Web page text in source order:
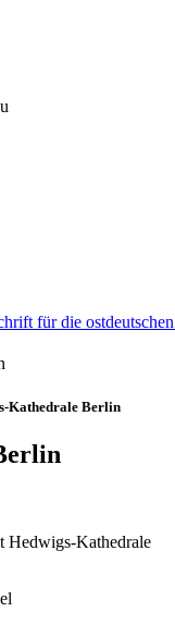
für die
Kathedrale Berlin